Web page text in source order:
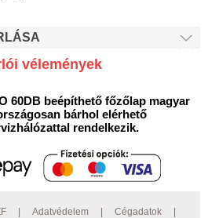
vélemények
60DB beépíthető főzőlap magyar
bárhol elérhető
rendelkezik.
Adatvédelem Cégadatok